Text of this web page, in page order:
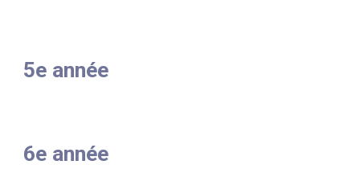
5e année
6e année